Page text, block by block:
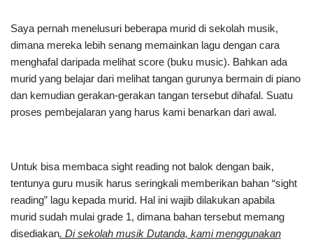
Saya pernah menelusuri beberapa murid di sekolah musik,
dimana mereka lebih senang memainkan lagu dengan cara
menghafal daripada melihat score (buku music). Bahkan ada
murid yang belajar dari melihat tangan gurunya bermain di piano
dan kemudian gerakan-gerakan tangan tersebut dihafal. Suatu
proses pembejalaran yang harus kami benarkan dari awal.
Untuk bisa membaca sight reading not balok dengan baik,
tentunya guru musik harus seringkali memberikan bahan “sight
reading” lagu kepada murid. Hal ini wajib dilakukan apabila
murid sudah mulai grade 1, dimana bahan tersebut memang
disediakan. Di sekolah musik Dutanda, kami menggunakan